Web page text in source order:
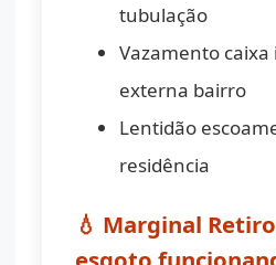
tubulação
Vazamento caixa
externa bairro
Lentidão
residência
💧 Marginal